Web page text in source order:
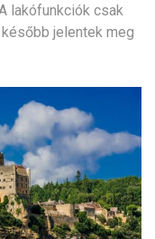
lakófunkciók csak
jelentek meg